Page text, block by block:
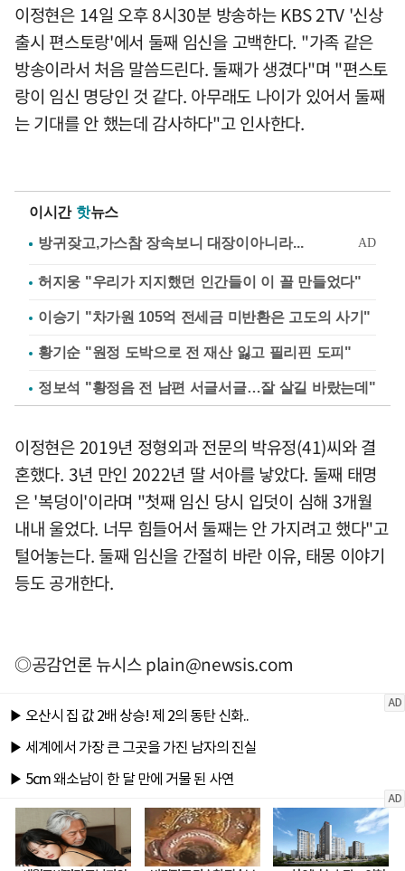
이정현은 14일 오후 8시30분 방송하는 KBS 2TV '신상
출시 편스토랑'에서 둘째 임신을 고백한다. "가족 같은
방송이라서 처음 말씀드린다. 둘째가 생겼다"며 "편스토
랑이 임신 명당인 것 같다. 아무래도 나이가 있어서 둘째
는 기대를 안 했는데 감사하다"고 인사한다.
이시간 핫뉴스
허지웅 "우리가 지지했던 인간들이 이 꼴 만들었다"
이승기 "차가원 105억 전세금 미반환은 고도의 사기"
황기순 "원정 도박으로 전 재산 잃고 필리핀 도피"
정보석 "황정음 전 남편 서글서글…잘 살길 바랐는데"
이정현은 2019년 정형외과 전문의 박유정(41)씨와 결
혼했다. 3년 만인 2022년 딸 서아를 낳았다. 둘째 태명
은 '복덩이'이라며 "첫째 임신 당시 입덧이 심해 3개월
내내 울었다. 너무 힘들어서 둘째는 안 가지려고 했다"고
털어놓는다. 둘째 임신을 간절히 바란 이유, 태몽 이야기
등도 공개한다.
◎공감언론 뉴시스plain@newsis.com